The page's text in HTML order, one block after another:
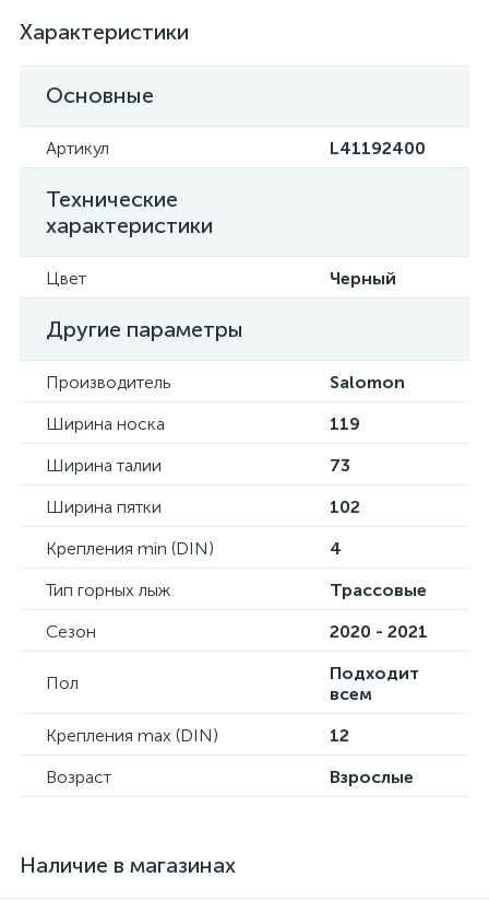
Характеристики
Основные
Артикул L41192400
Технические
характеристики
Цвет Черный
Другие параметры
Производитель
Salomon
Ширина носка
119
Ширина талии
73
Ширина пятки
102
Крепления min (DIN)
4
Тип горных лыж
Трассовые
Сезон
2020 - 2021
Пол
Подходит
всем
Крепления max (DIN)
12
Возраст
Взрослые
Наличие в магазинах